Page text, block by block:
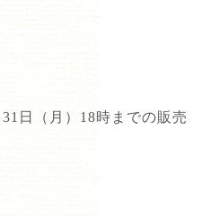
31 日（月） 18時までの販売